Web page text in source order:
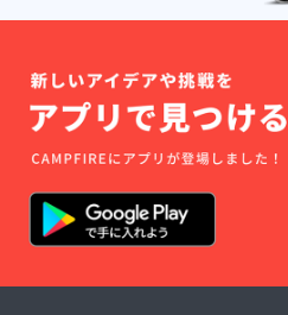
環境づくりの大切さを
レイデー」を、もっと
もっと盛り上げたい。
残り、１日。最後の
ご支援をよろしくお願
いいたします。
豊島区在住。6人家族
で大学生、高校生の男
児2人の母。2004年よ
クの運営に携わる。自
他共に認める「おせっ
ちの幾島博子代表から
供をして頂き、舞台は
整いました。 当日、
手伝いをお願いする仲
間も日ごろ一緒に活動
しているメンバーが揃
い、万全な体制となり
知としてケーブルテレ